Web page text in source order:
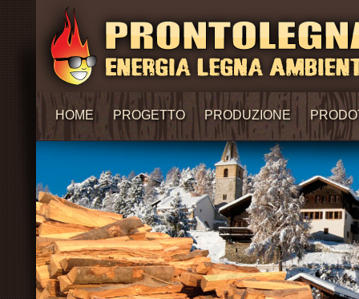
HOME PROGETTO PRODUZIONE